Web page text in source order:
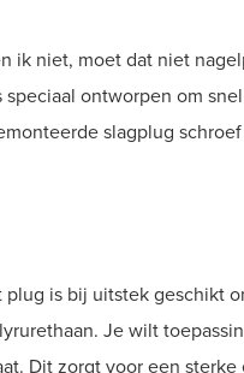
ik niet, moet dat niet
ontworpen om
slagplug
is bij uitstek
Je wilt
Dit zorgt voor een